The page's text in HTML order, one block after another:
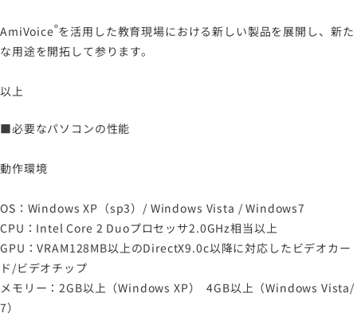
AmiVoice®を活用した教育現場における新しい製品を展開し、新た
な用途を開拓して参ります。
以上
■必要なパソコンの性能
動作環境
OS：Windows XP（sp3）/ Windows Vista / Windows7
CPU：Intel Core 2 Duoプロセッサ2.0GHz相当以上
GPU：VRAM128MB以上のDirectX9.0c以降に対応したビデオカー
ド/ビデオチップ
メモリー：2GB以上（Windows XP） 4GB以上（Windows Vista/
7）